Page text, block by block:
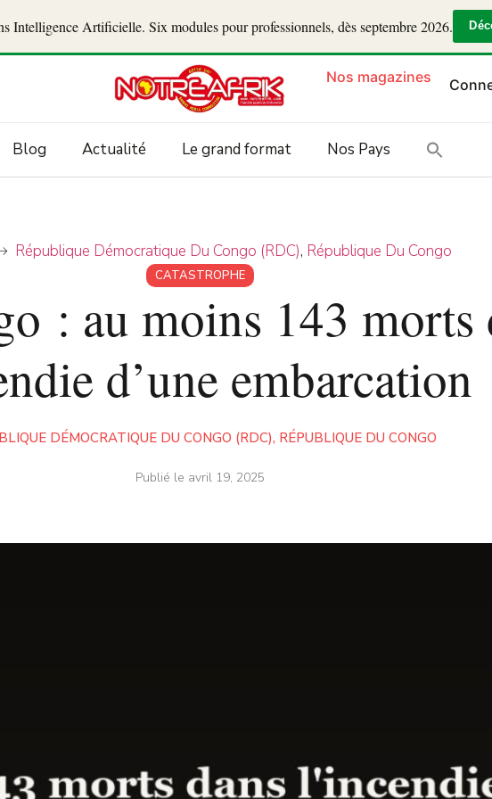
Artificielle. Six modules pour professionnels, dès septembre 2026.
Nos magazines
Blog Actualité Le grand format Nos Pays
République Démocratique Du Congo (RDC), République Du Congo
CATASTROPHE
: au moins 143 morts
d’une embarcation
DÉMOCRATIQUE DU CONGO (RDC), RÉPUBLIQUE DU CONGO
Publié le avril 19, 2025